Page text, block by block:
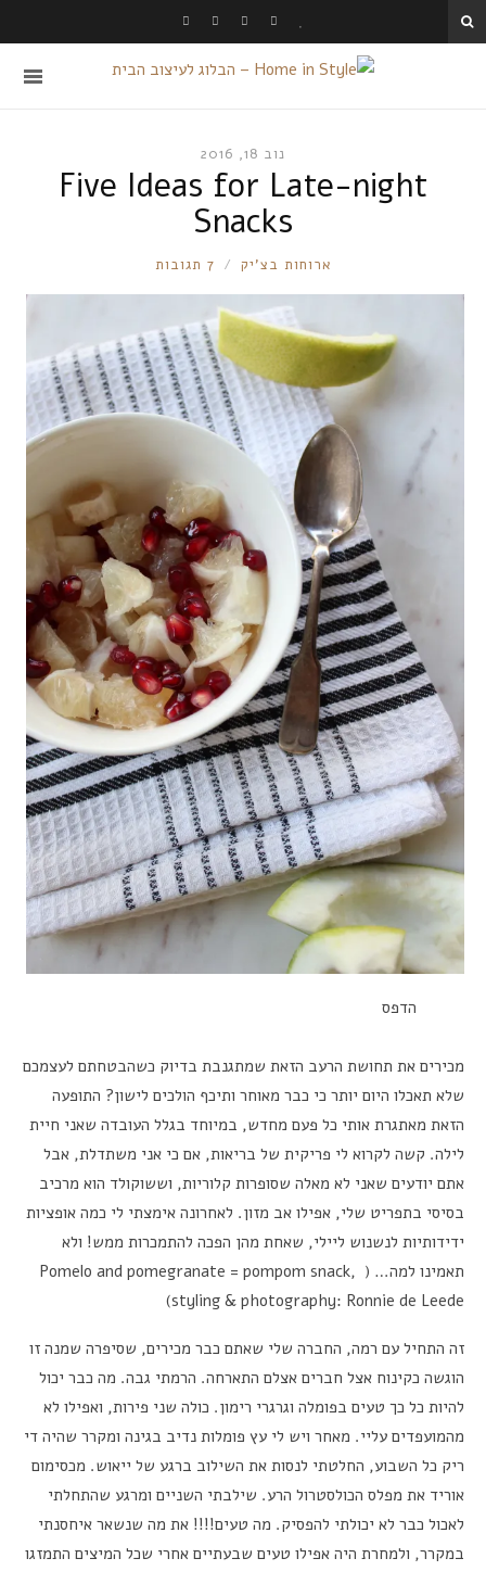
נוב 18, 2016
Five Ideas for Late-night
Snacks
RONNIE
ארוחות בצ'יק 7 תגובות
הדפס
מכירים את תחושת הרעב הזאת שמתגנבת בדיוק כשהבטחתם לעצמכם
שלא תאכלו היום יותר כי כבר מאוחר ותיכף הולכים לישון? התופעה
הזאת מאתגרת אותי כל פעם מחדש, במיוחד בגלל העובדה שאני חיית
לילה. קשה לקרוא לי פריקית של בריאות, אם כי אני משתדלת, אבל
אתם יודעים שאני לא מאלה שסופרות קלוריות, וששוקולד הוא מרכיב
בסיסי בתפריט שלי, אפילו אב מזון. לאחרונה אימצתי לי כמה אופציות
ידידותיות לנשנוש ליילי, שאחת מהן הפכה להתמכרות ממש! ולא
תאמינו למה… ( Pomelo and pomegranate = pompom snack,
styling & photography: Ronnie de Leede)
זה התחיל עם רמה, החברה שלי שאתם כבר מכירים, שסיפרה שמנה זו
הוגשה כקינוח אצל חברים אצלם התארחה. הרמתי גבה. מה כבר יכול
להיות כל כך טעים בפומלה וגרגרי רימון. כולה שני פירות, ואפילו לא
מהמועפדים עליי. מאחר ויש לי עץ פומלות נדיב בגינה ומקרר שהיה די
ריק כל השבוע, החלטתי לנסות את השילוב ברגע של ייאוש. מכסימום
אוריד את מפלס הכולסטרול הרע. שילבתי השניים ומרגע שהתחלתי
לאכול כבר לא יכולתי להפסיק. מה טעים!!!! את מה שנשאר איחסנתי
במקרר, ולמחרת היה אפילו טעים שבעתיים אחרי שכל המיצים התמזגו